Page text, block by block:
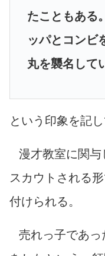
たこともある
ッパとコンビ
丸を襲名して
という印象を記し
漫才教室に関与
スカウトされる
付けられる。
売れっ子であっ